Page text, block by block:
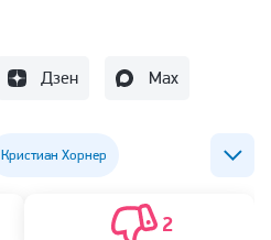
Дзен Max
Кристиан Хорнер
2